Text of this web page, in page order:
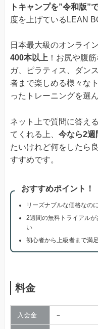
トキャンプを”令和版”
度を上げているLEAN
日本最大級のオンライ
400本以上 ！お尻や腹
ガ、ピラティス、ダン
者まで楽しめる様々な
ったトレーニングを選
ネット上で質問に答え
てくれる上、 今なら2週
たいけれど何をしたら
すすめです。
おすすめポイント！
リーズナブルな価格なの
2週間の無料トライアル
い
初心者から上級者まで満
料金
入会金 －